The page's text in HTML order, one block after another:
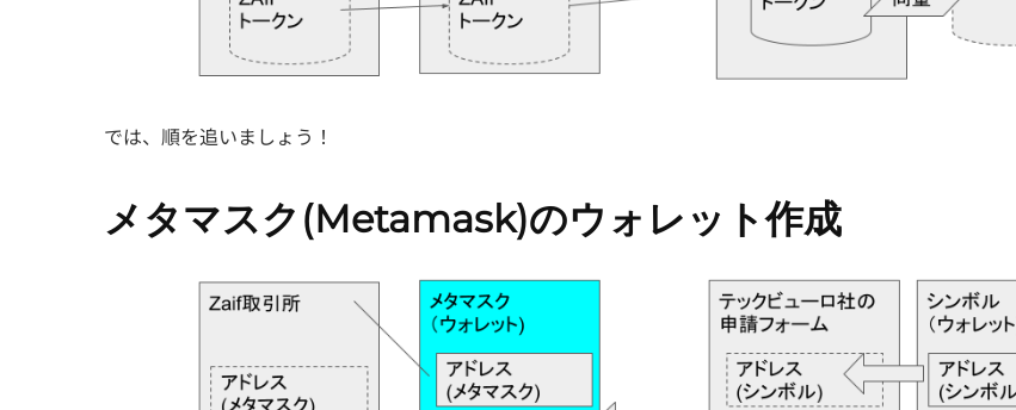
では、順を追いましょう！
メタマスク(Metamask)のウォレット作成